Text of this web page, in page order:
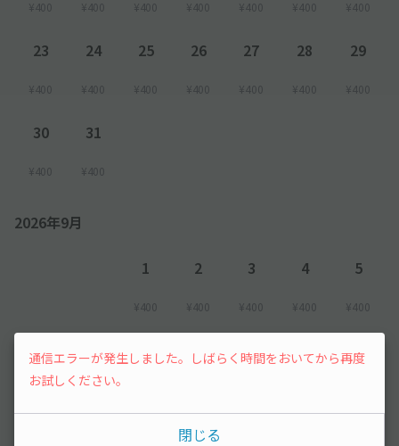
¥400 ¥400 ¥400 ¥400 ¥400 ¥400 ¥400
23
¥400
24
¥400
25
¥400
26
¥400
27
¥400
28
¥400
29
¥400
30
¥400
31
¥400
2026年9月
1
¥400
2
¥400
3
¥400
4
¥400
5
¥400
6
¥400
7
¥400
8
以降の空き状況は毎日24:00に更新されます。
通信エラーが発生しました。しばらく時間をおいてから再度
お試しください。
閉じる